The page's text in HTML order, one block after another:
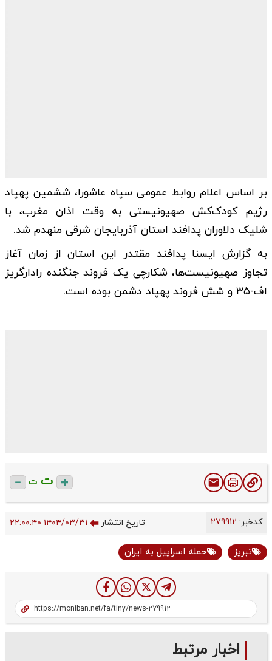
بر اساس اعلام روابط عمومی سپاه عاشورا، ششمین پهپاد
رژیم کودک‌کش صهیونیستی به وقت اذان مغرب، با
شلیک دلاوران پدافند استان آذربایجان شرقی منهدم شد.
به گزارش ایسنا پدافند مقتدر این استان از زمان آغاز
تجاوز صهیونیست‌ها، شکارچی یک فروند جنگنده رادارگریز
اف-۳۵ و شش فروند پهپاد دشمن بوده است.
ت ت
کدخبر: تاریخ انتشار ۱۴۰۴/۰۳/۳۱ ۲۲:۰۰:۴۰
تبریز حمله اسراییل به ایران
اخبار مرتبط